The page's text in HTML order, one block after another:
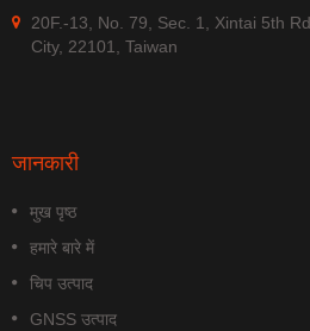
20F.-13, No. 79, Sec. 1, Xintai 5th
City, 22101, Taiwan
जानकारी
मुख पृष्ठ
हमारे बारे में
चिप उत्पाद
GNSS उत्पाद